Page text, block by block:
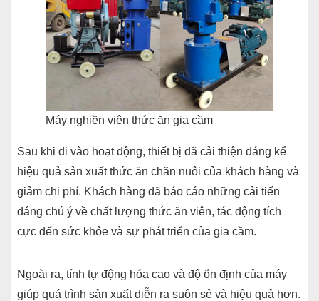
Máy nghiền viên thức ăn gia cầm
Sau khi đi vào hoạt động, thiết bị đã cải thiện đáng kể
hiệu quả sản xuất thức ăn chăn nuôi của khách hàng và
giảm chi phí. Khách hàng đã báo cáo những cải tiến
đáng chú ý về chất lượng thức ăn viên, tác động tích
cực đến sức khỏe và sự phát triển của gia cầm.
Ngoài ra, tính tự động hóa cao và độ ổn định của máy
giúp quá trình sản xuất diễn ra suôn sẻ và hiệu quả hơn.